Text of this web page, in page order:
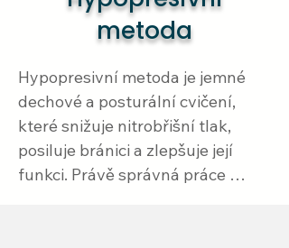
metoda
Hypopresivní metoda je jemné
dechové a posturální cvičení,
které snižuje nitrobřišní tlak,
posiluje bránici a zlepšuje její
funkci. Právě správná práce